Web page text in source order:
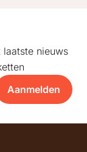
nieuws
Aanmelden